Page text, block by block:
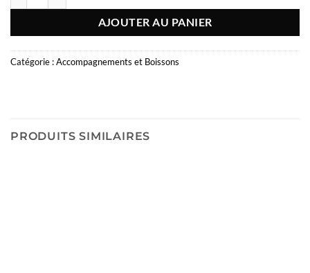
AJOUTER AU PANIER
Catégorie :Accompagnements et Boissons
PRODUITS SIMILAIRES